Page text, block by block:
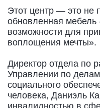
Этот центр — это не
обновленная
возможности для
воплощения мечты».
Директор отдела по
Управлении по
социального
человека, Даниэль
инвалидностью в